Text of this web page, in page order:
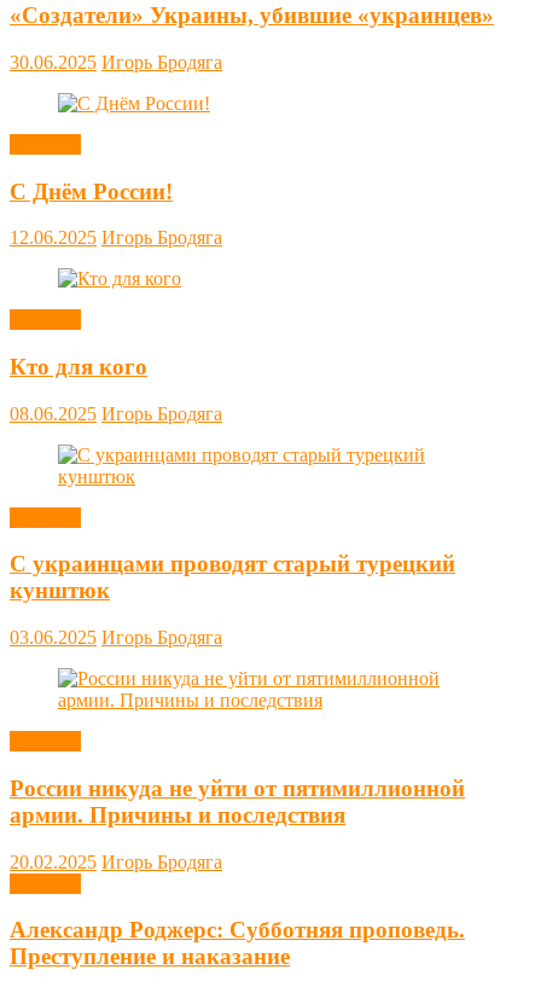
«Создатели» Украины, убившие «украинцев»
30.06.2025 Игорь Бродяга
С Днём России!
12.06.2025 Игорь Бродяга
Кто для кого
08.06.2025 Игорь Бродяга
С украинцами проводят старый турецкий
кунштюк
03.06.2025 Игорь Бродяга
России никуда не уйти от пятимиллионной
армии. Причины и последствия
20.02.2025 Игорь Бродяга
Александр Роджерс: Субботняя проповедь.
Преступление и наказание